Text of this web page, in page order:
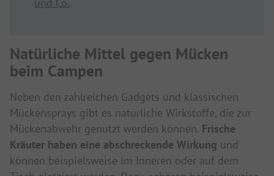
und Co.
Natürliche Mittel gegen Mücken
beim Campen
Neben den zahlreichen Gadgets und klassischen
Mückensprays gibt es natürliche Wirkstoffe, die zur
Mückenabwehr genutzt werden können. Frische
Kräuter haben eine abschreckende Wirkung und
können beispielsweise im Inneren oder auf dem